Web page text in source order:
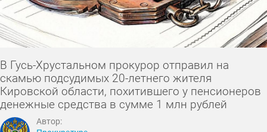
В Гусь-Хрустальном прокурор отправил на
скамью подсудимых 20-летнего жителя
Кировской области, похитившего у пенсионеров
денежные средства в сумме 1 млн рублей
Автор: